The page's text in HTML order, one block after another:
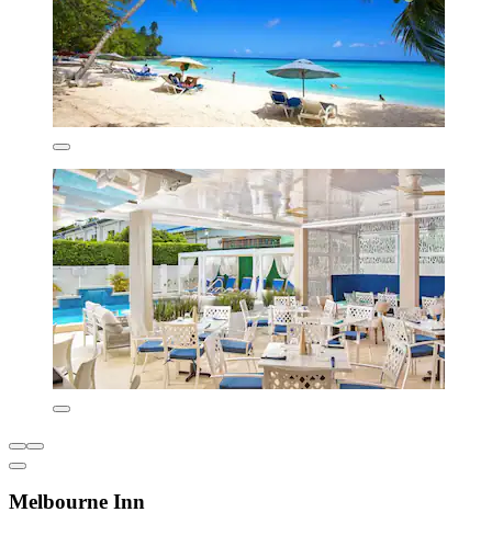
Melbourne Inn